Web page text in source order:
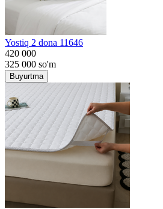
Yostiq 2 dona 11646
420 000
325 000 so'm
Buyurtma